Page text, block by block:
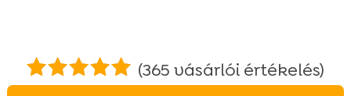
(365 vásárlói értékelés)